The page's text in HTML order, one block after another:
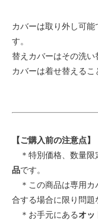
カバーは取り外し可
す。
替えカバーはその洗い
カバーは着せ替えるこ
【ご購入前の注意点】
＊特別価格、数量限
品です。
＊この商品は専用カ
合する場合に限り問題
＊お手元にあるオッ